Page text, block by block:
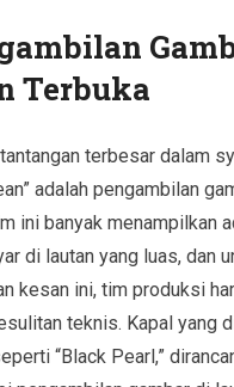
Terbuka
terbesar dalam
adalah pengambilan
ini banyak menampilkan
di lautan yang luas, dan
kesan ini, tim produksi
teknis. Kapal yang
“Black Pearl,”